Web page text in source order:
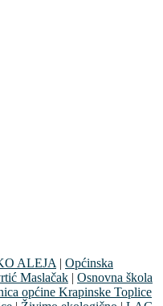
ALEJA | Općinska
Maslačak | Osnovna škola
općine Krapinske Toplice